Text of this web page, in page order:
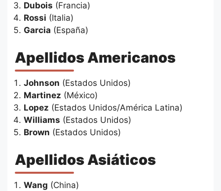
Dubois (Francia)
Rossi (Italia)
Garcia (España)
Apellidos Americanos
Johnson (Estados Unidos)
Martinez (México)
Lopez (Estados Unidos/América Latina)
Williams (Estados Unidos)
Brown (Estados Unidos)
Apellidos Asiáticos
Wang (China)